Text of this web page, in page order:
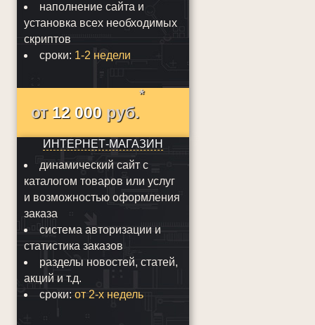
наполнение сайта и
установка всех необходимых
скриптов
сроки: 1-2 недели
от 12 000 руб.
*
ИНТЕРНЕТ-МАГАЗИН
динамический сайт с
каталогом товаров или услуг
и возможностью оформления
заказа
система авторизации и
статистика заказов
разделы новостей, статей,
акций и т.д.
сроки: от 2-х недель